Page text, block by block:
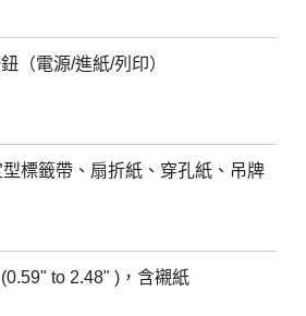
（電源/進紙/列印）
標籤帶、扇折紙、穿孔紙、吊牌
to 2.48" )，含襯紙